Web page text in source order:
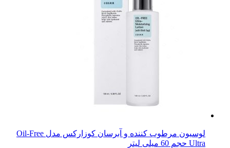
لوسیون مرطوب کننده و آبرسان کوزارکس مدل Oil-Free
Ultra حجم 60 میلی لیتر